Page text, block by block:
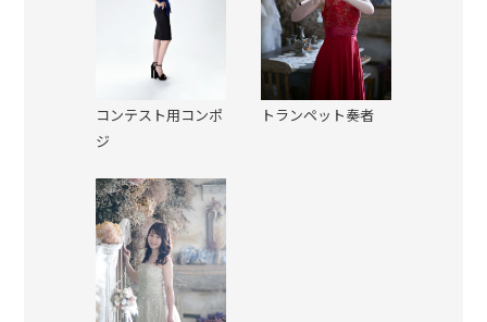
コンテスト用コンポ
ジ
トランペット奏者